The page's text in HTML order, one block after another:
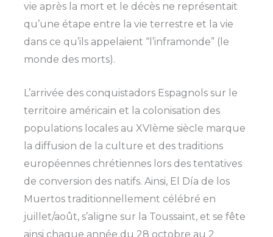
vie après la mort et le décès ne représentait
qu’une étape entre la vie terrestre et la vie
dans ce qu’ils appelaient “l’inframonde” (le
monde des morts).
L’arrivée des conquistadors Espagnols sur le
territoire américain et la colonisation des
populations locales au XVIème siècle marque
la diffusion de la culture et des traditions
européennes chrétiennes lors des tentatives
de conversion des natifs. Ainsi, El Día de los
Muertos traditionnellement célébré en
juillet/août, s’aligne sur la Toussaint, et se fête
ainsi chaque année du 28 octobre au 2